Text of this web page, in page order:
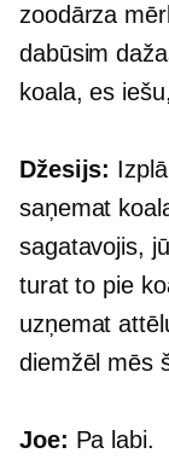
zoodārza
dabūsim
koala, es
Džesijs:
saņemat
sagatavojis,
turat to pie
uzņemat
diemžēl mēs
Joe: Pa labi.